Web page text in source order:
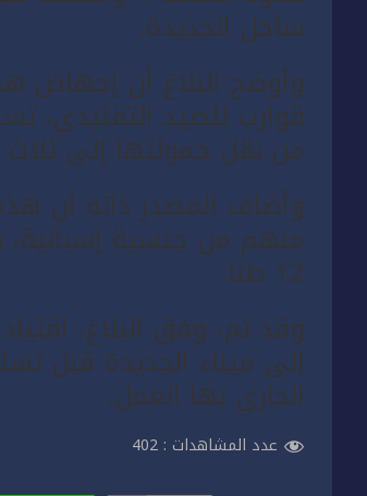
ساحل الجديدة.
وأوضح البلاغ أن إجهاض
قوارب للصيد التقليدي،
من نقل حمولتها إلى
وأضاف المصدر ذاته أن
منهم من جنسية إسبانية،
12 طنا.
وقد تم، وفق البلاغ،
إلى ميناء الجديدة قبل
الجاري بها العمل.
عدد المشاهدات : 402